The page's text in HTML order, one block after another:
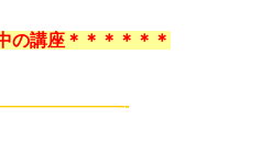
の講座＊＊＊＊＊＊